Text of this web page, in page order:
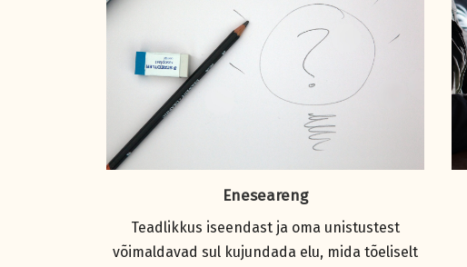
Eneseareng
Teadlikkus iseendast ja oma unistustest
võimaldavad sul kujundada elu, mida tõeliselt